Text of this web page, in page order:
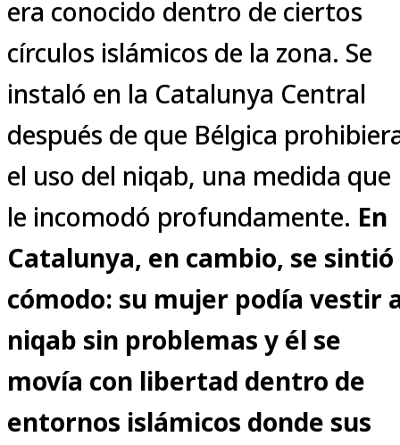
era conocido dentro de ciertos
círculos islámicos de la zona. Se
instaló en la Catalunya Central
después de que Bélgica
el uso del niqab, una medida que
le incomodó profundamente. En
Catalunya, en cambio, se sintió
cómodo: su mujer podía vestir
niqab sin problemas y él se
movía con libertad dentro de
entornos islámicos donde sus